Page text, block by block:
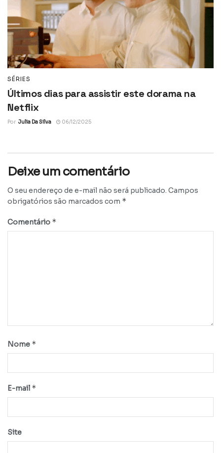
SÉRIES
Últimos dias para assistir este dorama na
Netflix
Por Julia Da Silva 06/12/2025
Deixe um comentário
O seu endereço de e-mail não será publicado. Campos
obrigatórios são marcados com *
Comentário *
Nome *
E-mail *
Site